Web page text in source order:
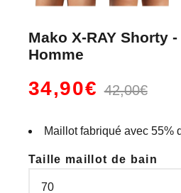
Mako X-RAY Shorty
Homme
34,90€42,00€
Maillot fabriqué avec 55%
Taille maillot de bain